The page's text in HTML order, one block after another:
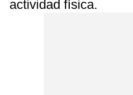
actividad física.